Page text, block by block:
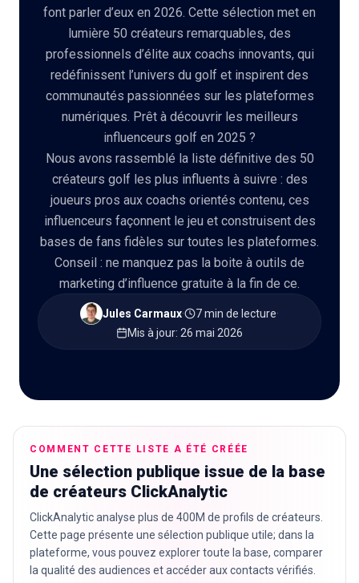
🇫🇷FR
font parler d’eux en 2026. Cette sélection met en
lumière 50 créateurs remarquables, des
professionnels d’élite aux coachs innovants, qui
redéfinissent l’univers du golf et inspirent des
communautés passionnées sur les plateformes
numériques. Prêt à découvrir les meilleurs
influenceurs golf en 2025 ?
Nous avons rassemblé la liste définitive des 50
créateurs golf les plus influents à suivre : des
joueurs pros aux coachs orientés contenu, ces
influenceurs façonnent le jeu et construisent des
bases de fans fidèles sur toutes les plateformes.
Conseil : ne manquez pas la boite à outils de
marketing d’influence gratuite à la fin de ce.
Jules Carmaux· 7 min de lecture·
Mis à jour: 26 mai 2026
COMMENT CETTE LISTE A ÉTÉ CRÉÉE
Une sélection publique issue de la base
de créateurs ClickAnalytic
ClickAnalytic analyse plus de 400M de profils de créateurs.
Cette page présente une sélection publique utile; dans la
plateforme, vous pouvez explorer toute la base, comparer
la qualité des audiences et accéder aux contacts vérifiés.